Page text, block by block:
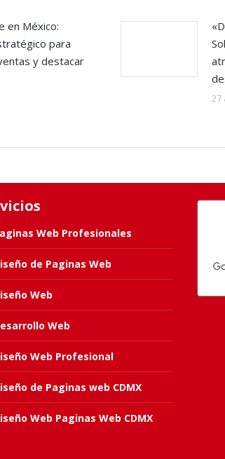
en México:
para
y destacar
27
Web Profesionales
de Paginas Web
Web
Web
Web Profesional
de Paginas web CDMX
Web Paginas Web CDMX